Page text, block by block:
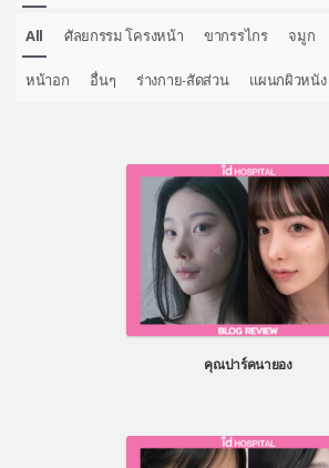
All ศัลยกรรม โครงหน้า ขากรรไกร จมูก
หน้าอก อื่นๆ ร่างกาย-สัดส่วน แผนกผิวหนัง
คุณปาร์คนายอง